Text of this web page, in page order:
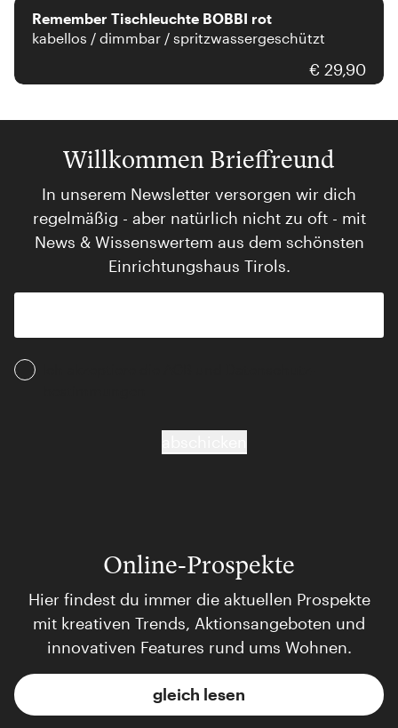
Remember Tischleuchte BOBBI rot
kabellos / dimmbar / spritzwassergeschützt
€ 29,90
Willkommen Brieffreund
In unserem Newsletter versorgen wir dich
regelmäßig - aber natürlich nicht zu oft - mit
News & Wissenswertem aus dem schönsten
Einrichtungshaus Tirols.
Online-Prospekte
Hier findest du immer die aktuellen Prospekte
mit kreativen Trends, Aktionsangeboten und
innovativen Features rund ums Wohnen.
gleich lesen